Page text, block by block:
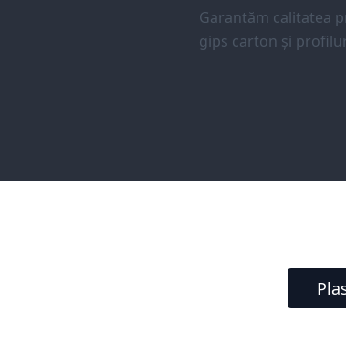
Garantăm calitatea
gips carton și